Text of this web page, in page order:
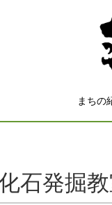
まちの
石発掘